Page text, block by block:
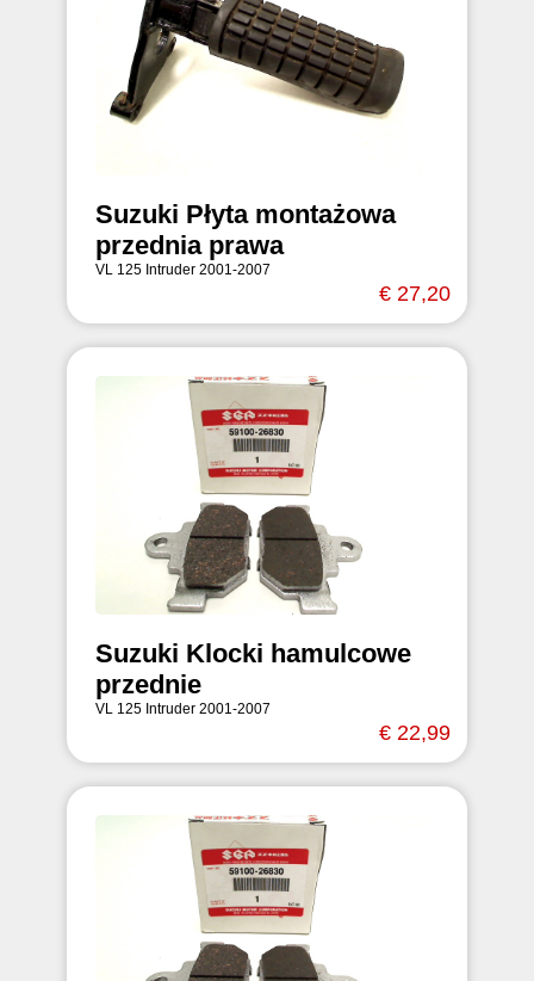
Suzuki Płyta montażowa
przednia prawa
VL 125 Intruder 2001-2007
€ 27,20
Suzuki Klocki hamulcowe
przednie
VL 125 Intruder 2001-2007
€ 22,99